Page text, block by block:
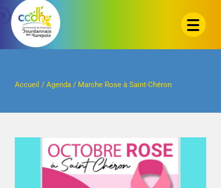
Passer
contenu
Accueil / Agenda/ Marche Rose à Saint-Chéron